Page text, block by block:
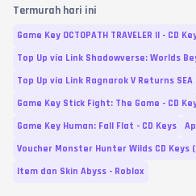
Termurah hari ini
Game Key OCTOPATH TRAVELER II - CD
Top Up via Link Shadowverse: Worlds
Top Up via Link Ragnarok V Returns SEA
Game Key Stick Fight: The Game - CD
Game Key Human: Fall Flat - CD Keys
Voucher Monster Hunter Wilds CD Keys
Item dan Skin Abyss - Roblox